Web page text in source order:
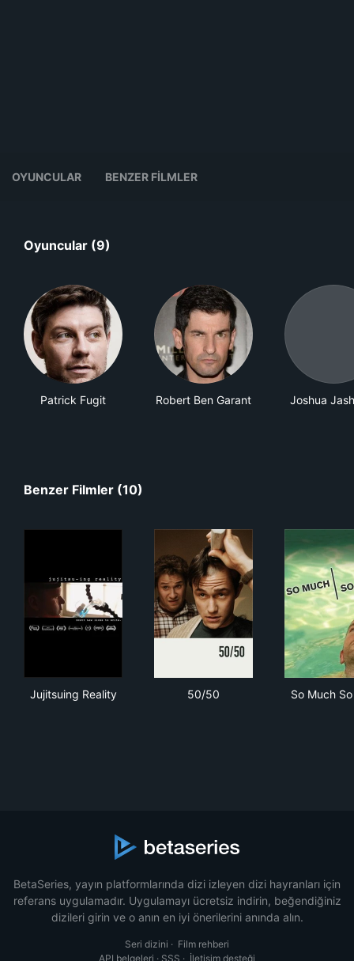
OYUNCULAR BENZER FILMLER
Oyuncular (9)
Patrick Fugit Robert Ben Garant Joshua
Benzer Filmler (10)
Jujitsuing Reality 50/50 So Much
BetaSeries, yayın platformlarında dizi izleyen dizi hayranları için
referans uygulamadır. Uygulamayı ücretsiz indirin, beğendiğiniz
dizileri girin ve o anın en iyi önerilerini anında alın.
Seri dizini · Film rehberi
API belgeleri · SSS · İletişim desteği